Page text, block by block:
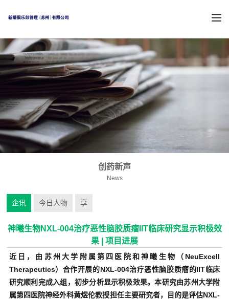
创药新声
News
企讯 今日人物 享
神曦生物NXL-004治疗恶性脑胶质瘤IIT临床研究显示积极效
果 | 项目进展
近日，由苏州大学附属第四医院和神曦生物（NeuExcell
Therapeutics）合作开展的NXL-004治疗恶性脑胶质瘤的IIT临床
研究顺利完成入组，初步分析显示积极效果。本研究由苏州大学附
属第四医院神经外科黄煜伦教授担任主要研究者，目的是评估NXL-